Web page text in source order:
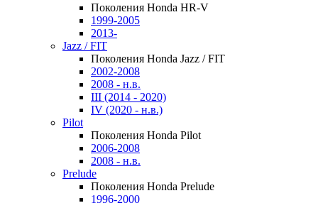
Поколения Honda HR-V
1999-2005
2013-
Jazz / FIT
Поколения Honda Jazz / FIT
2002-2008
2008 - н.в.
III (2014 - 2020)
IV (2020 - н.в.)
Pilot
Поколения Honda Pilot
2006-2008
2008 - н.в.
Prelude
Поколения Honda Prelude
1996-2000